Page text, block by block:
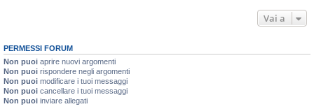
Vai a
PERMESSI FORUM
Non puoi aprire nuovi argomenti
Non puoi rispondere negli argomenti
Non puoi modificare i tuoi messaggi
Non puoi cancellare i tuoi messaggi
Non puoi inviare allegati